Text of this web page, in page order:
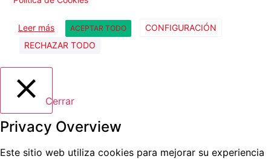
Leer más ACEPTAR TODO
CONFIGURACIÓN
RECHAZAR TODO
Cerrar
Privacy Overview
Este sitio web utiliza cookies para mejorar su experiencia